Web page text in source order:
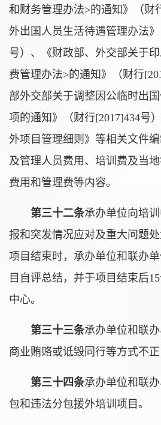
和财务管理办法>的通知》（财
外出国人员生活待遇管理办法
号）、《财政部、外交部关于
费管理办法>的通知》（财行
部外交部关于调整因公临时出
项的通知》（财行[2017]434号
外项目管理细则》等相关文件
及管理人员费用、培训费及当
费用和管理费等内容。
第三十二条承办单位向培
报和突发情况应对及重大问题处
项目结束时，承办单位和联办
目自评总结，并于项目结束后
中心。
第三十三条承办单位和联
商业贿赂或诋毁同行等方式不正
第三十四条承办单位和联
包和违法分包援外培训项目。